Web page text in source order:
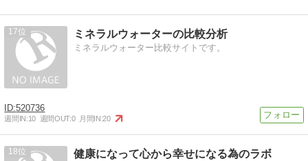
17 ミネラルウォーターの比較分析
ミネラルウォーター比較サイトです。
520736
週間IN:10 週間OUT:0 月間IN:20
18 健康になって心から幸せになる為のラボ